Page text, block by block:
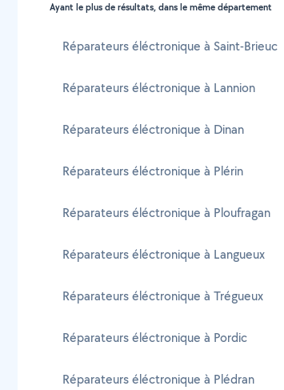
Ayant le plus de résultats, dans le même département
Réparateurs éléctronique à Saint-Brieuc
Réparateurs éléctronique à Lannion
Réparateurs éléctronique à Dinan
Réparateurs éléctronique à Plérin
Réparateurs éléctronique à Ploufragan
Réparateurs éléctronique à Langueux
Réparateurs éléctronique à Trégueux
Réparateurs éléctronique à Pordic
Réparateurs éléctronique à Plédran